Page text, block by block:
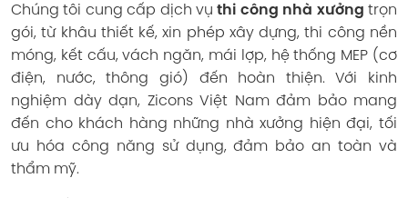
Chúng tôi cung cấp dịch vụthi công nhà xưởng trọn
gói, từ khâu thiết kế, xin phép xây dựng, thi công nền
móng, kết cấu, vách ngăn, mái lợp, hệ thống MEP (cơ
điện, nước, thông gió) đến hoàn thiện. Với kinh
nghiệm dày dạn, Zicons Việt Nam đảm bảo mang
đến cho khách hàng những nhà xưởng hiện đại, tối
ưu hóa công năng sử dụng, đảm bảo an toàn và
thẩm mỹ.